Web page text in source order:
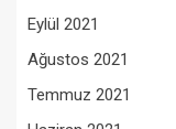
Eylül 2021
Ağustos 2021
Temmuz 2021